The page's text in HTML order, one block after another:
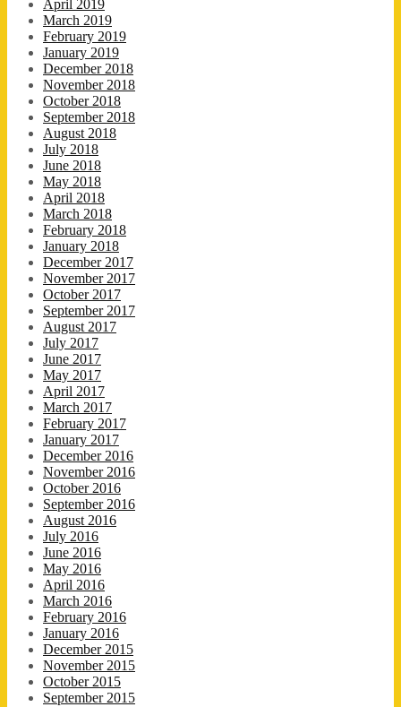
April 2019
March 2019
February 2019
January 2019
December 2018
November 2018
October 2018
September 2018
August 2018
July 2018
June 2018
May 2018
April 2018
March 2018
February 2018
January 2018
December 2017
November 2017
October 2017
September 2017
August 2017
July 2017
June 2017
May 2017
April 2017
March 2017
February 2017
January 2017
December 2016
November 2016
October 2016
September 2016
August 2016
July 2016
June 2016
May 2016
April 2016
March 2016
February 2016
January 2016
December 2015
November 2015
October 2015
September 2015